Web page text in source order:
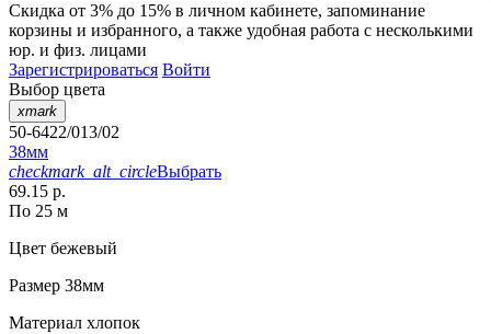
Скидка от 3% до 15% в личном кабинете, запоминание
корзины и избранного, а также удобная работа с несколькими
юр. и физ. лицами
Зарегистрироваться Войти
Выбор цвета
xmark
50-6422/013/02
38мм
checkmark_alt_circleВыбрать
69.15 р.
По 25 м
Цвет бежевый
Размер 38мм
Материал хлопок